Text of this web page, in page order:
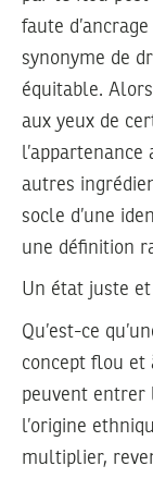
faute
synonyme de
équitable.
aux yeux de
autres
socle d’une
une définition
Un état juste
Qu’est-ce
concept flou et
peuvent entrer
l’origine
multiplier,